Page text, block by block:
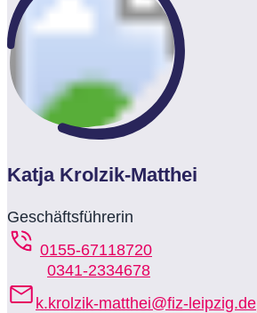
Katja Krolzik-Matthei
Geschäftsführerin
0155-67118720
0341-2334678
k.krolzik-matthei@fiz-leipzig.de